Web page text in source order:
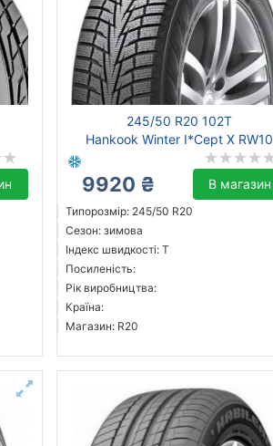
245/50 R20 102T
Hankook Winter I*Cept X RW10
9920 ₴ В магазин
Типорозмір: 245/50 R20
Сезон: зимова
Індекс швидкості: T
Посиленість:
Рік виробництва:
Країна:
Магазин: R20